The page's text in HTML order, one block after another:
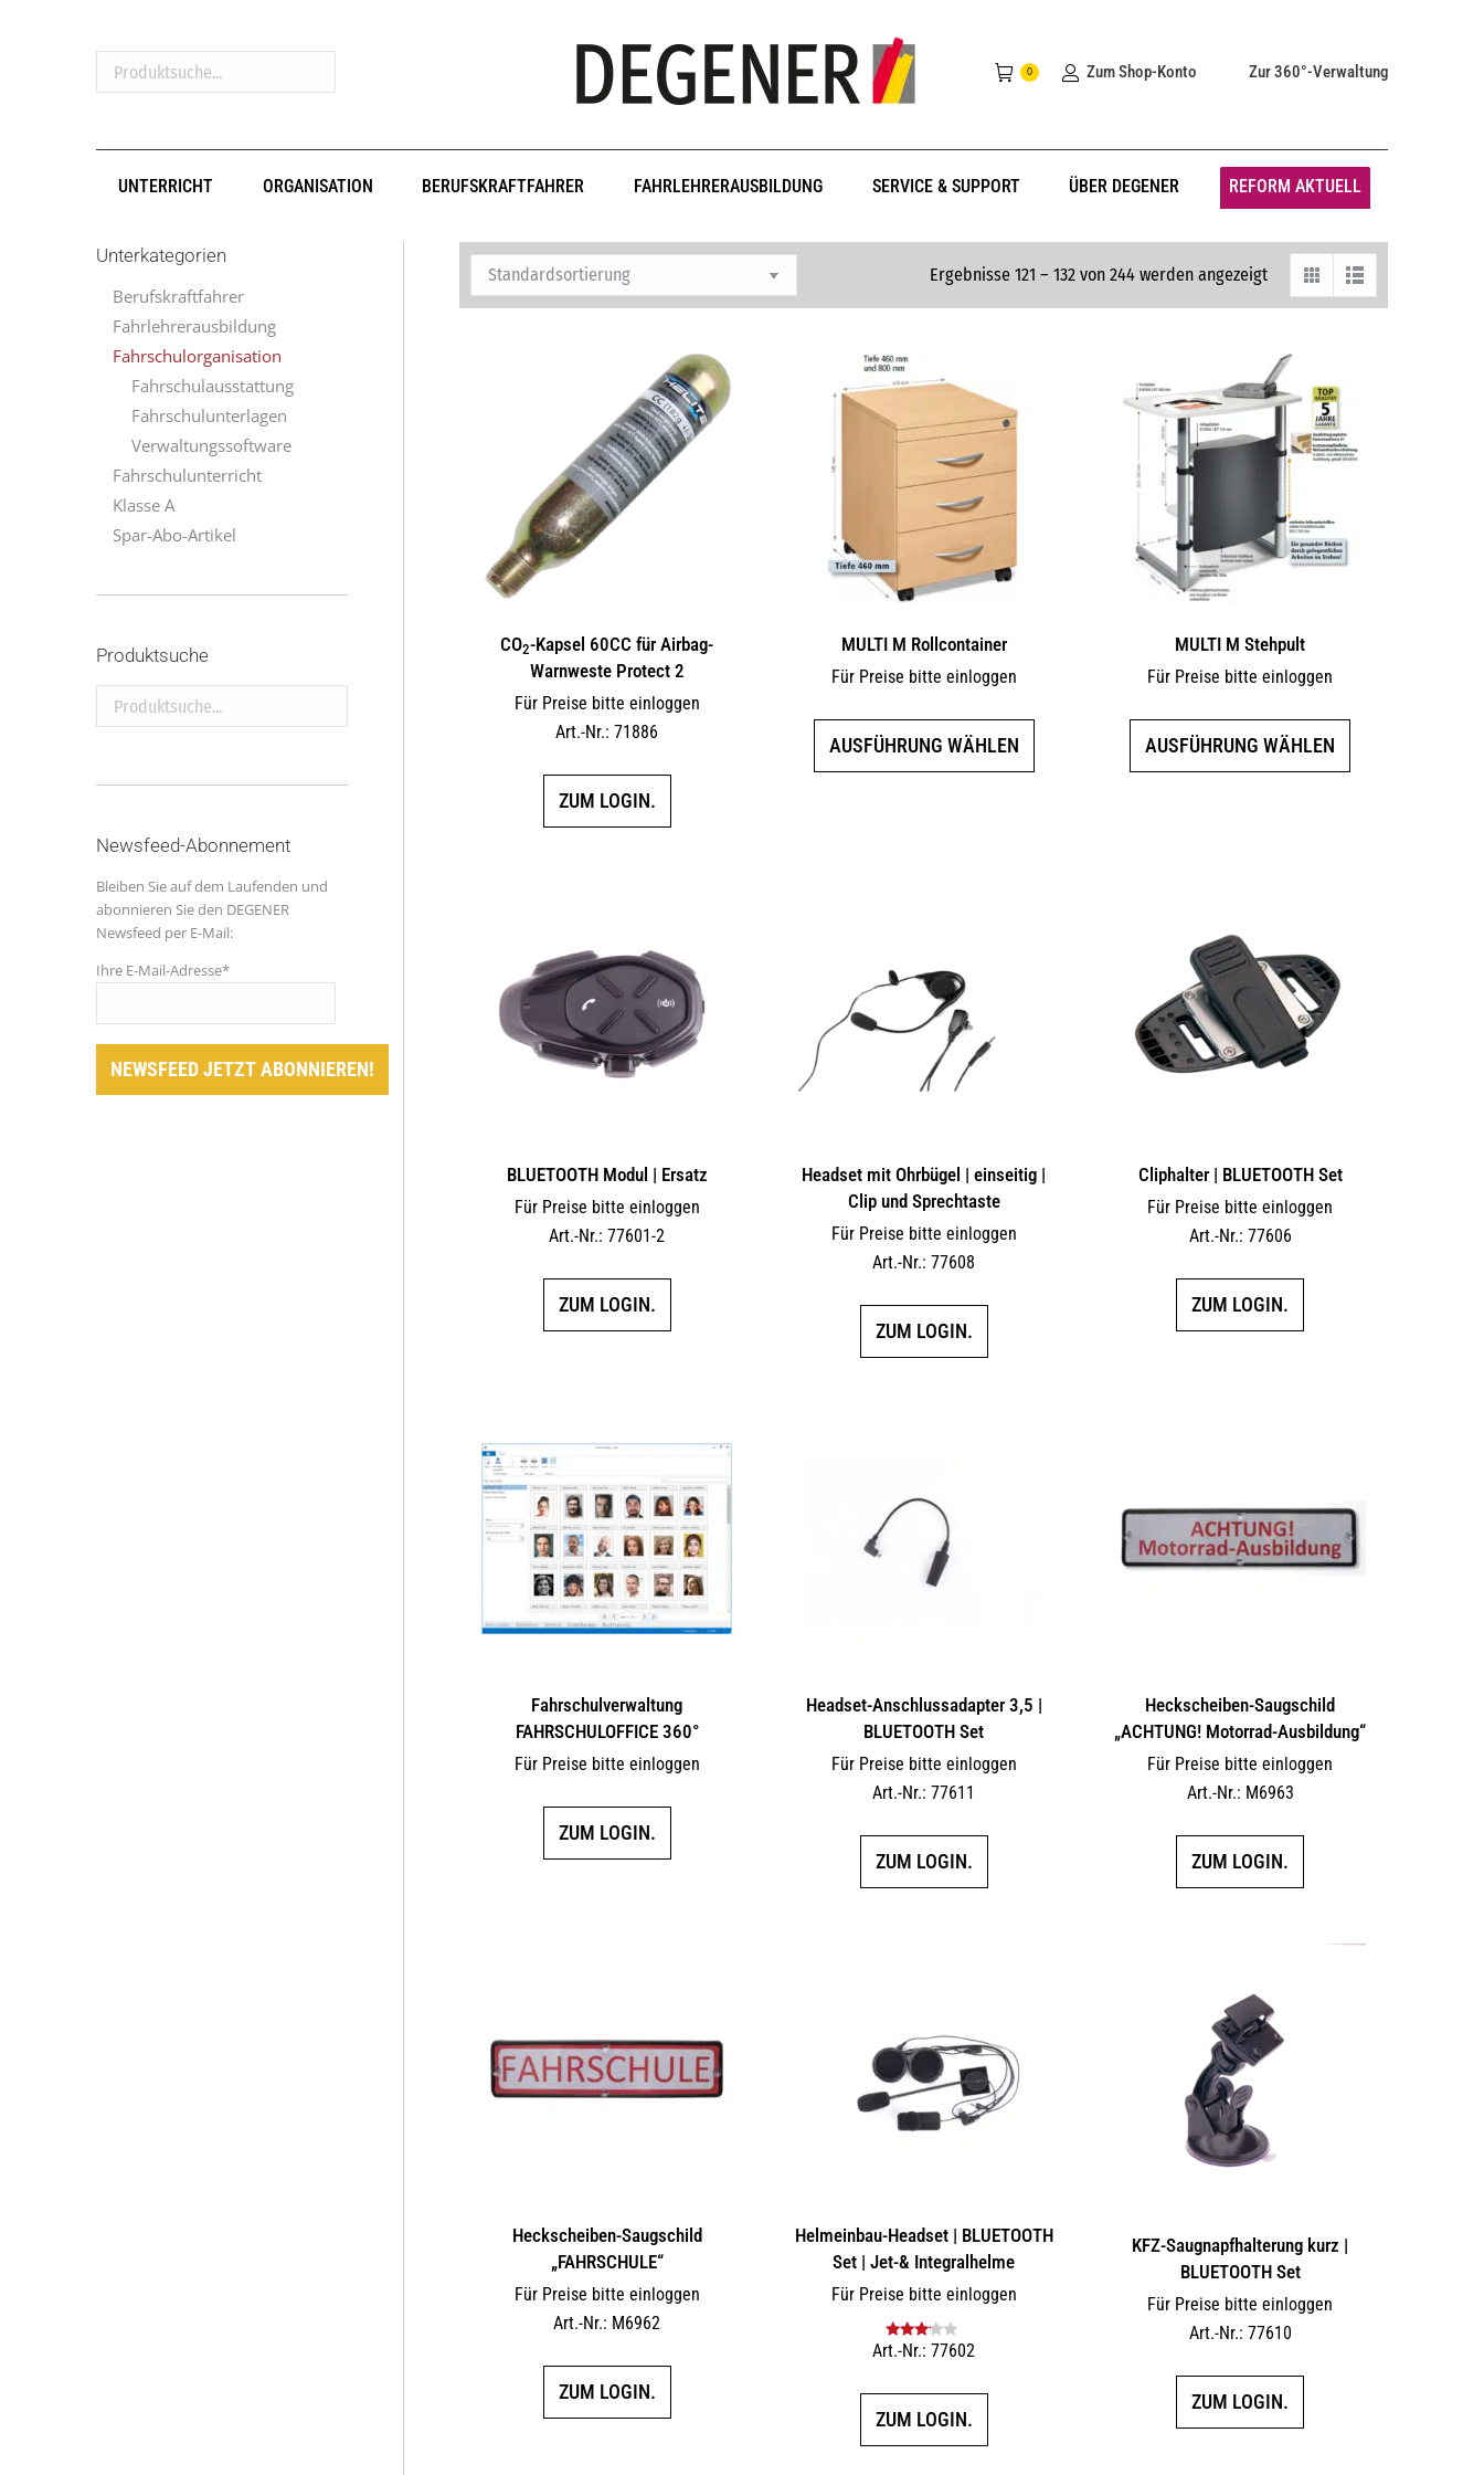
Produktsuche...
0 Zum Shop-Konto Zur 360°-Verwaltung
UNTERRICHT ORGANISATION BERUFSKRAFTFAHRER FAHRLEHRERAUSBILDUNG SERVICE & SUPPORT ÜBER DEGENER REFORM AKTUELL
Ergebnisse 121 – 132 von 244 werden angezeigt
CO2-Kapsel 60CC für Airbag-
Warnweste Protect 2
Für Preise bitte einloggen
Art.-Nr.: 71886
ZUM LOGIN.
MULTI M Rollcontainer
Für Preise bitte einloggen
AUSFÜHRUNG WÄHLEN
MULTI M Stehpult
Für Preise bitte einloggen
AUSFÜHRUNG WÄHLEN
BLUETOOTH Modul | Ersatz
Für Preise bitte einloggen
Art.-Nr.: 77601-2
ZUM LOGIN.
Headset mit Ohrbügel | einseitig |
Clip und Sprechtaste
Für Preise bitte einloggen
Art.-Nr.: 77608
ZUM LOGIN.
Cliphalter | BLUETOOTH Set
Für Preise bitte einloggen
Art.-Nr.: 77606
ZUM LOGIN.
Fahrschulverwaltung
FAHRSCHULOFFICE 360°
Für Preise bitte einloggen
ZUM LOGIN.
Headset-Anschlussadapter 3,5 |
BLUETOOTH Set
Für Preise bitte einloggen
Art.-Nr.: 77611
ZUM LOGIN.
Heckscheiben-Saugschild
„ACHTUNG! Motorrad-Ausbildung“
Für Preise bitte einloggen
Art.-Nr.: M6963
ZUM LOGIN.
Heckscheiben-Saugschild
„FAHRSCHULE“
Für Preise bitte einloggen
Art.-Nr.: M6962
ZUM LOGIN.
Helmeinbau-Headset | BLUETOOTH
Set | Jet-& Integralhelme
Für Preise bitte einloggen
Bewertet
von 5
Art.-Nr.: 77602
ZUM LOGIN.
KFZ-Saugnapfhalterung kurz |
BLUETOOTH Set
Für Preise bitte einloggen
Art.-Nr.: 77610
ZUM LOGIN.
Unterkategorien
Berufskraftfahrer
Fahrlehrerausbildung
Fahrschulorganisation
Fahrschulausstattung
Fahrschulunterlagen
Verwaltungssoftware
Fahrschulunterricht
Klasse A
Spar-Abo-Artikel
Produktsuche
Produktsuche...
Newsfeed-Abonnement
Bleiben Sie auf dem Laufenden und
abonnieren Sie den DEGENER
Newsfeed per E-Mail:
Ihre E-Mail-Adresse*